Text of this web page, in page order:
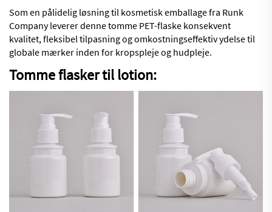
Som en pålidelig løsning til kosmetisk emballage fra Runk
Company leverer denne tomme PET-flaske konsekvent
kvalitet, fleksibel tilpasning og omkostningseffektiv ydelse til
globale mærker inden for kropspleje og hudpleje.
Tomme flasker til lotion: